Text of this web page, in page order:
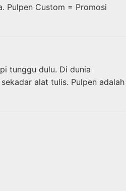
Pulpen Custom = Promosi
tunggu dulu. Di dunia
alat tulis. Pulpen adalah